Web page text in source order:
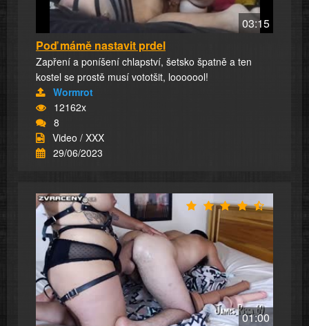
03:15
Poď mámě nastavit prdel
Zapření a poníšení chlapství, šetsko špatně a ten
kostel se prostě musí vototšit, looooool!
Wormrot
12162x
8
Video / XXX
29/06/2023
01:00